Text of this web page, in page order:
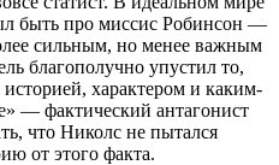
быть про миссис Робинсон —
сильным, но менее важным
благополучно упустил то,
характером и каким-
— фактический антагонист
что Николс не пытался
от этого факта.